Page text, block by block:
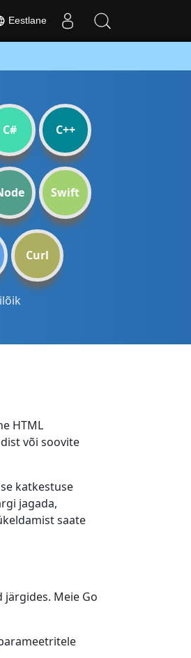
C# C++
Swift
Curl
HTML
või soovite
katkestuse
jagada,
saate
Meie Go
Eestlane